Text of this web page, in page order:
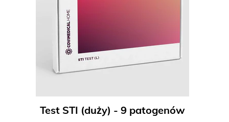
Test STI (duży) - 9 patogenów